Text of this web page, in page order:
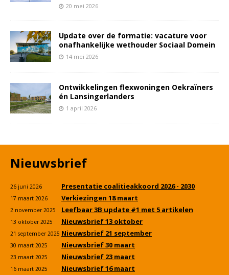
20 mei 2026
Update over de formatie: vacature voor
onafhankelijke wethouder Sociaal Domein
14 mei 2026
Ontwikkelingen flexwoningen Oekraïners
én Lansingerlanders
1 april 2026
Nieuwsbrief
26 juni 2026 Presentatie coalitieakkoord 2026 - 2030
17 maart 2026 Verkiezingen 18 maart
2 november 2025 Leefbaar 3B update #1 met 5 artikelen
13 oktober 2025 Nieuwsbrief 13 oktober
21 september 2025 Nieuwsbrief 21 september
30 maart 2025 Nieuwsbrief 30 maart
23 maart 2025 Nieuwsbrief 23 maart
16 maart 2025 Nieuwsbrief 16 maart